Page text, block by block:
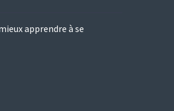
apprendre à se